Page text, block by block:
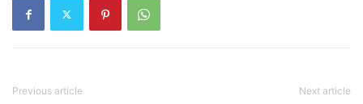
Previous article Next article